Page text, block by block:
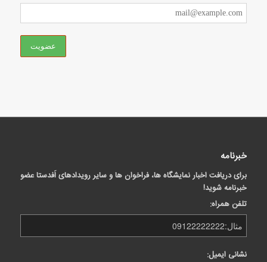
خبرنامه
برای دریافت اخبار نمایشگاه ها، فراخوان ها و سایر رویدادهای اَفدستا عضو
خبرنامه شوید!
تلفن همراه:
نشانی ایمیل: